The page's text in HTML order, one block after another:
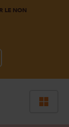
LE NON